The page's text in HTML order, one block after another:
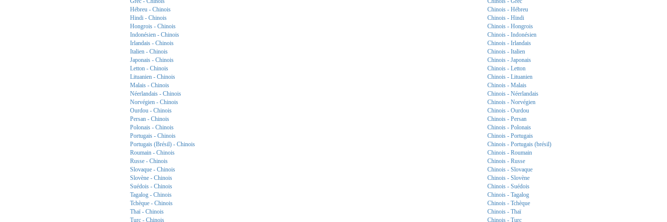
Hébreu - Chinois
Chinois - Hébreu
Hindi - Chinois
Chinois - Hindi
Hongrois - Chinois
Chinois - Hongrois
Indonésien - Chinois
Chinois - Indonésien
Irlandais - Chinois
Chinois - Irlandais
Italien - Chinois
Chinois - Italien
Japonais - Chinois
Chinois - Japonais
Letton - Chinois
Chinois - Letton
Lituanien - Chinois
Chinois - Lituanien
Malais - Chinois
Chinois - Malais
Néerlandais - Chinois
Chinois - Néerlandais
Norvégien - Chinois
Chinois - Norvégien
Ourdou - Chinois
Chinois - Ourdou
Persan - Chinois
Chinois - Persan
Polonais - Chinois
Chinois - Polonais
Portugais - Chinois
Chinois - Portugais
Portugais (Brésil) - Chinois
Chinois - Portugais (brésil)
Roumain - Chinois
Chinois - Roumain
Russe - Chinois
Chinois - Russe
Slovaque - Chinois
Chinois - Slovaque
Slovène - Chinois
Chinois - Slovène
Suédois - Chinois
Chinois - Suédois
Tagalog - Chinois
Chinois - Tagalog
Tchèque - Chinois
Chinois - Tchèque
Thaï - Chinois
Chinois - Thaï
Turc - Chinois
Chinois - Turc